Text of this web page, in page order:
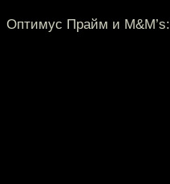
Оптимус Прайм и M&M’s: